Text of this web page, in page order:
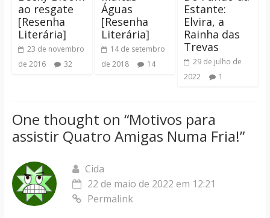
ao resgate
[Resenha
Literária]
23 de novembro
de 2016
32
Águas
[Resenha
Literária]
14 de setembro
de 2018
14
Estante:
Elvira, a
Rainha das
Trevas
29 de julho de
2022
1
One thought on “Motivos para
assistir Quatro Amigas Numa Fria!”
Cida
22 de maio de 2022 em 12:21
Permalink